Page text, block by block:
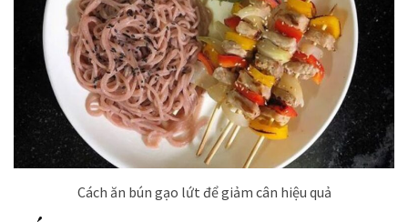
Cách ăn bún gạo lứt để giảm cân hiệu quả